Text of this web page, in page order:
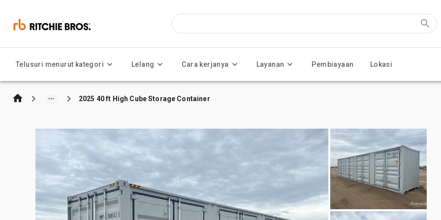
Telusuri menurut kategori Lelang Cara kerjanya Layanan Pembiayaan Lokasi
2025 40 ft High Cube Storage Container